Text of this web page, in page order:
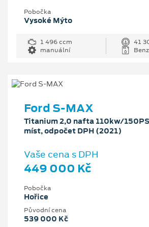
Pobočka
Vysoké Mýto
1 496 ccm
41
manuální
Ford S-MAX
Titanium 2,0 nafta 110kw/
míst, odpočet DPH (2021)
Vaše cena s DPH
449 000 Kč
Pobočka
Hořice
Původní cena
539 000 Kč